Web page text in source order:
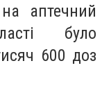
аптечний
було
600 доз